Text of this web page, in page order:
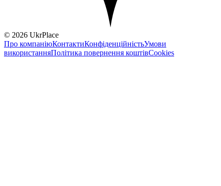
© 2026 UkrPlace
Про компаніюКонтактиКонфіденційністьУмови
використанняПолітика повернення коштівCookies